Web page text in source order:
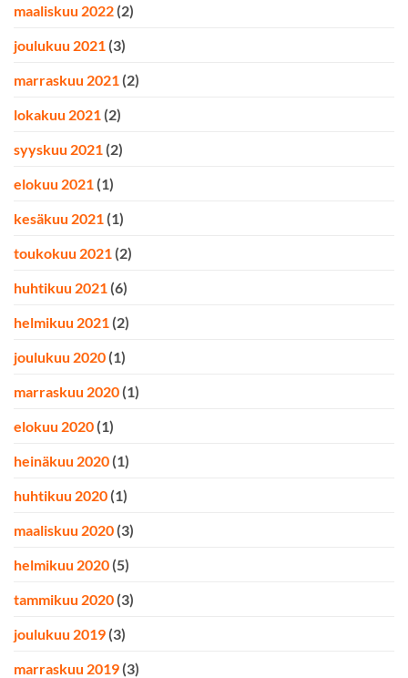
maaliskuu 2022 (2)
joulukuu 2021 (3)
marraskuu 2021 (2)
lokakuu 2021 (2)
syyskuu 2021 (2)
elokuu 2021 (1)
kesäkuu 2021 (1)
toukokuu 2021 (2)
huhtikuu 2021 (6)
helmikuu 2021 (2)
joulukuu 2020 (1)
marraskuu 2020 (1)
elokuu 2020 (1)
heinäkuu 2020 (1)
huhtikuu 2020 (1)
maaliskuu 2020 (3)
helmikuu 2020 (5)
tammikuu 2020 (3)
joulukuu 2019 (3)
marraskuu 2019 (3)